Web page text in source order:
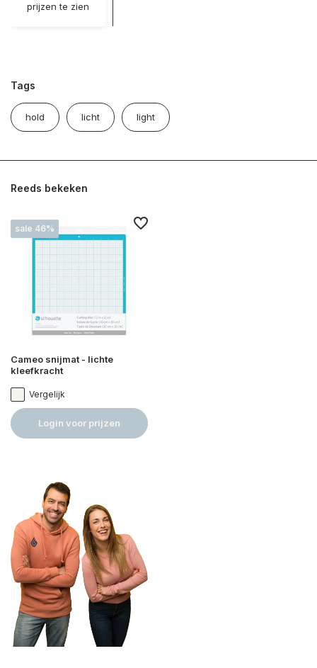
prijzen te zien
Tags
hold licht light
Reeds bekeken
sale 46%
Cameo snijmat - lichte
kleefkracht
Vergelijk
Login voor prijzen